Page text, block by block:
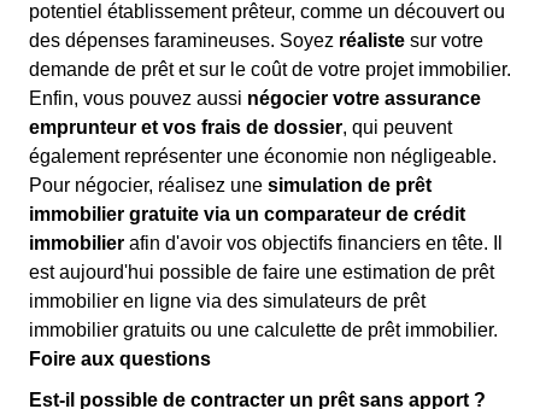
potentiel établissement prêteur, comme un découvert ou
des dépenses faramineuses. Soyez réaliste sur votre
demande de prêt et sur le coût de votre projet immobilier.
Enfin, vous pouvez aussi négocier votre assurance
emprunteur et vos frais de dossier, qui peuvent
également représenter une économie non négligeable.
Pour négocier, réalisez une simulation de prêt
immobilier gratuite via un comparateur de crédit
immobilier afin d'avoir vos objectifs financiers en tête. Il
est aujourd'hui possible de faire une estimation de prêt
immobilier en ligne via des simulateurs de prêt
immobilier gratuits ou une calculette de prêt immobilier.
Foire aux questions
Est-il possible de contracter un prêt sans apport ?